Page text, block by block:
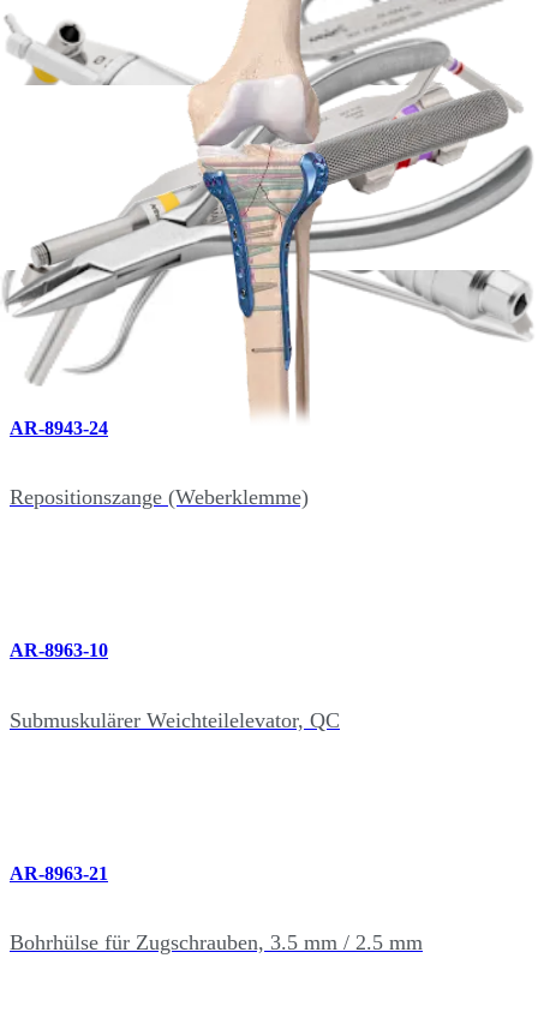
scharfer Haken (Scaler)
Frakturklemme, gezahnt
AR-8943-24
Repositionszange (Weberklemme)
AR-8963-10
Submuskulärer Weichteilelevator, QC
AR-8963-21
Bohrhülse für Zugschrauben, 3.5 mm / 2.5 mm